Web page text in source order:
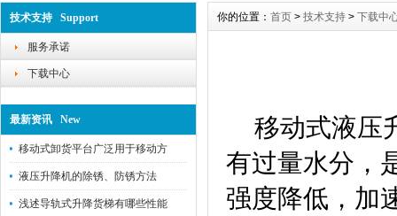
技术支持 Support
服务承诺
下载中心
最新资讯 New
移动式卸货平台广泛用于移动方
液压升降机的除锈、防锈方法
浅述导轨式升降货梯有哪些性能
你的位置： 首页 > 技术支持 > 下载中
移动式液压
有过量水分，
强度降低，加